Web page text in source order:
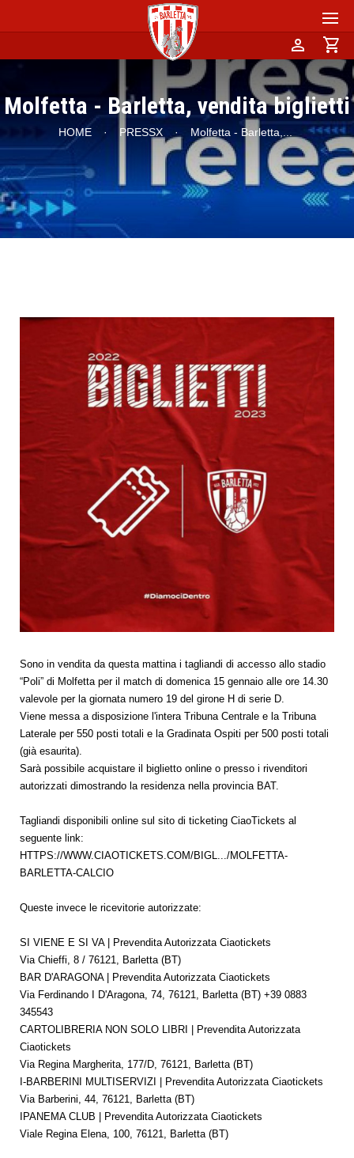
person shopping_cart
Molfetta - Barletta, vendita biglietti
HOME · PRESSX · Molfetta - Barletta,...
Sono in vendita da questa mattina i tagliandi di accesso allo stadio
“Poli” di Molfetta per il match di domenica 15 gennaio alle ore 14.30
valevole per la giornata numero 19 del girone H di serie D.
Viene messa a disposizione l'intera Tribuna Centrale e la Tribuna
Laterale per 550 posti totali e la Gradinata Ospiti per 500 posti totali
(già esaurita).
Sarà possibile acquistare il biglietto online o presso i rivenditori
autorizzati dimostrando la residenza nella provincia BAT.
Tagliandi disponibili online sul sito di ticketing CiaoTickets al
seguente link:
HTTPS://WWW.CIAOTICKETS.COM/BIGL.../MOLFETTA-
BARLETTA-CALCIO
Queste invece le ricevitorie autorizzate:
SI VIENE E SI VA | Prevendita Autorizzata Ciaotickets
Via Chieffi, 8 / 76121, Barletta (BT)
BAR D'ARAGONA | Prevendita Autorizzata Ciaotickets
Via Ferdinando I D'Aragona, 74, 76121, Barletta (BT) +39 0883
345543
CARTOLIBRERIA NON SOLO LIBRI | Prevendita Autorizzata
Ciaotickets
Via Regina Margherita, 177/D, 76121, Barletta (BT)
I-BARBERINI MULTISERVIZI | Prevendita Autorizzata Ciaotickets
Via Barberini, 44, 76121, Barletta (BT)
IPANEMA CLUB | Prevendita Autorizzata Ciaotickets
Viale Regina Elena, 100, 76121, Barletta (BT)